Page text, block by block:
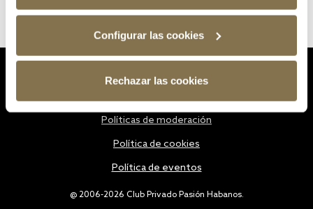
Configurar las cookies
Rechazar las cookies
@ 2006-2026 Club Privado Pasión Habanos.
Políticas de moderación
Política de cookies
Política de eventos